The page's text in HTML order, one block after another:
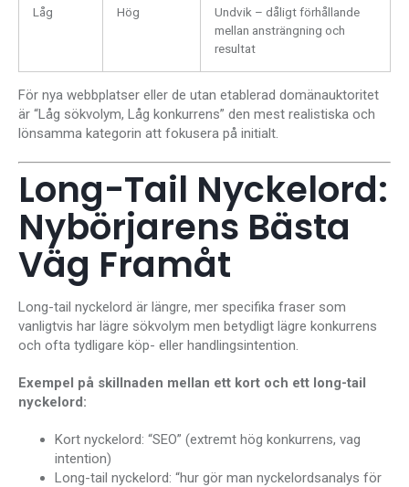
Låg Hög
Undvik – dåligt förhållande
mellan ansträngning och
resultat
För nya webbplatser eller de utan etablerad domänauktoritet
är “Låg sökvolym, Låg konkurrens” den mest realistiska och
lönsamma kategorin att fokusera på initialt.
Long-Tail Nyckelord:
Nybörjarens Bästa
Väg Framåt
Long-tail nyckelord är längre, mer specifika fraser som
vanligtvis har lägre sökvolym men betydligt lägre konkurrens
och ofta tydligare köp- eller handlingsintention.
Exempel på skillnaden mellan ett kort och ett long-tail
nyckelord:
Kort nyckelord: “SEO” (extremt hög konkurrens, vag
intention)
Long-tail nyckelord: “hur gör man nyckelordsanalys för